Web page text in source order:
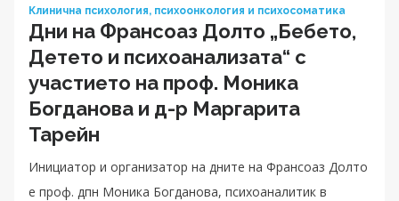
Клинична психология, психоонкология и психосоматика
Дни на Франсоаз Долто „Бебето,
Детето и психоанализата“ с
участието на проф. Моника
Богданова и д-р Маргарита
Тарейн
Инициатор и организатор на дните на Франсоаз Долто
е проф. дпн Моника Богданова, психоаналитик в